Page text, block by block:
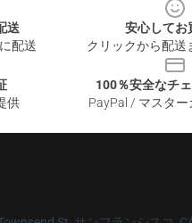
送
配送
安心してお
クリックから配
供
100％安全なチ
PayPal / マスタ